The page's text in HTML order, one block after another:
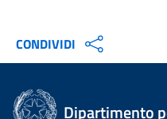
CONDIVIDI
Dipartimento